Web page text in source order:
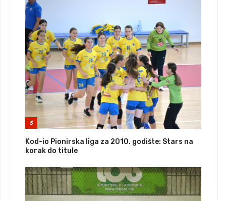
3
Kod-io Pionirska liga za 2010. godište: Stars na
korak do titule